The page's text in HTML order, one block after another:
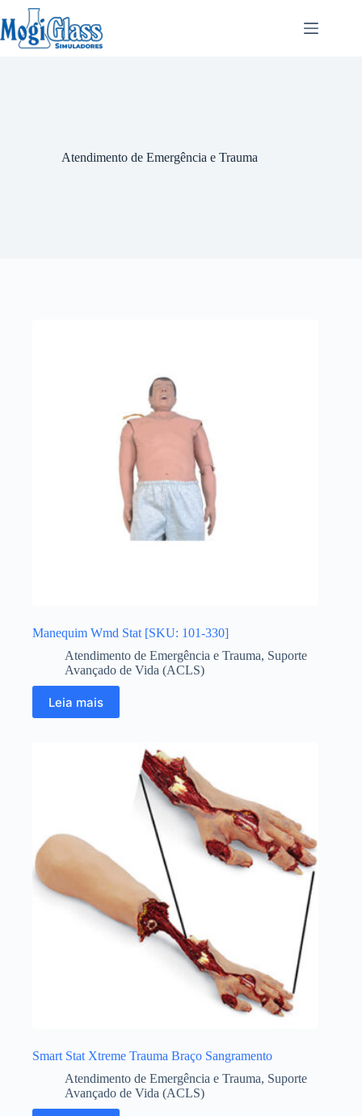
Atendimento de Emergência e Trauma
Manequim Wmd Stat [SKU: 101-330]
Atendimento de Emergência e Trauma, Suporte
Avançado de Vida (ACLS)
Leia mais
Smart Stat Xtreme Trauma Braço Sangramento
Atendimento de Emergência e Trauma, Suporte
Avançado de Vida (ACLS)